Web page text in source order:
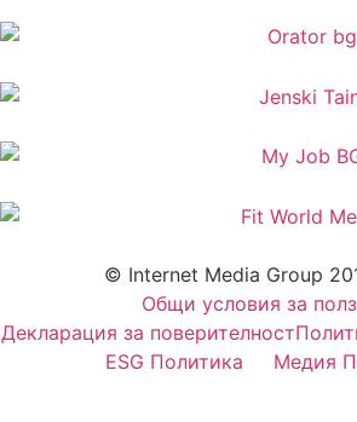
© Internet Media Group
Общи условия за
Декларация за поверителност
ESG Политика
Медия